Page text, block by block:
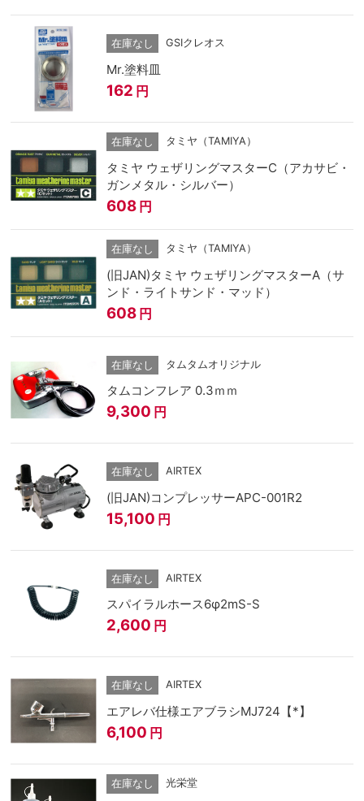
在庫なし GSIクレオス
Mr.塗料皿
162 円
在庫なし タミヤ（TAMIYA）
タミヤ ウェザリングマスターC（アカサビ・
ガンメタル・シルバー）
608 円
在庫なし タミヤ（TAMIYA）
(旧JAN)タミヤ ウェザリングマスターA（サ
ンド・ライトサンド・マッド）
608 円
在庫なし タムタムオリジナル
タムコンフレア 0.3ｍｍ
9,300 円
在庫なし AIRTEX
(旧JAN)コンプレッサーAPC-001R2
15,100 円
在庫なし AIRTEX
スパイラルホース6φ2mS-S
2,600 円
在庫なし AIRTEX
エアレバ仕様エアブラシMJ724【*】
6,100 円
在庫なし 光栄堂